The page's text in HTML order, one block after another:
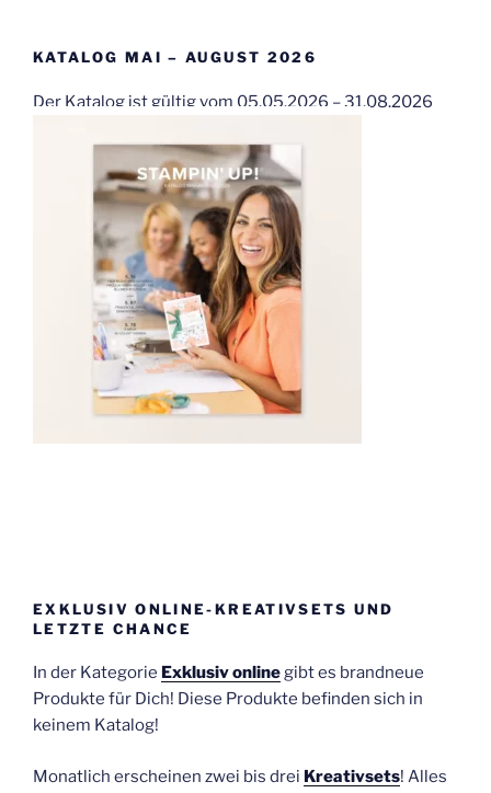
KATALOG MAI – AUGUST 2026
Der Katalog ist gültig vom 05.05.2026 – 31.08.2026
EXKLUSIV ONLINE-KREATIVSETS UND
LETZTE CHANCE
In der Kategorie Exklusiv onlinegibt es brandneue
Produkte für Dich! Diese Produkte befinden sich in
keinem Katalog!
Monatlich erscheinen zwei bis drei Kreativsets! Alles